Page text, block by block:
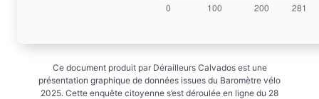
Ce document produit par Dérailleurs Calvados est une
présentation graphique de données issues du Baromètre vélo
2025. Cette enquête citoyenne s’est déroulée en ligne du 28